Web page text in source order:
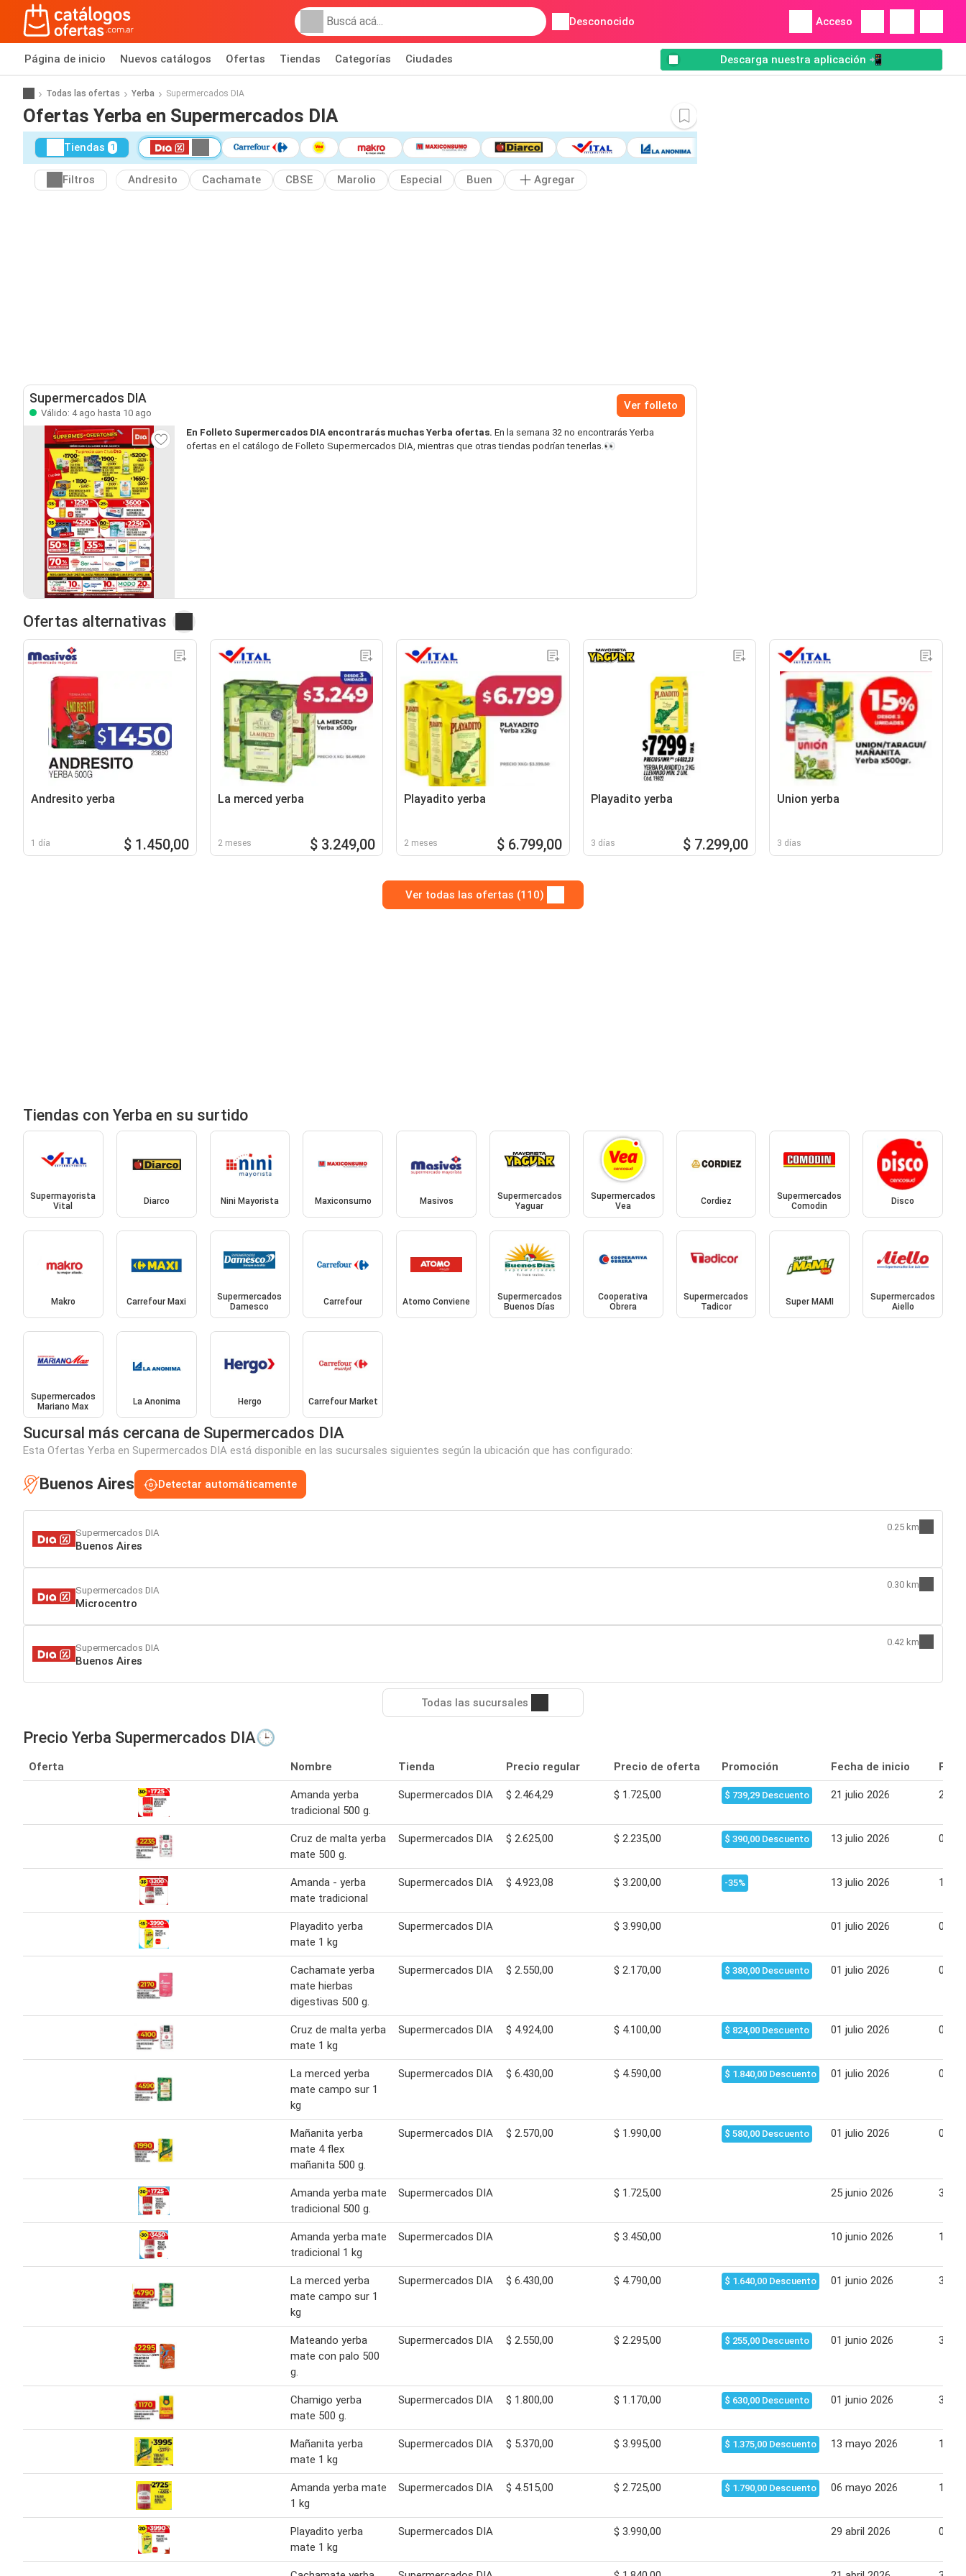
Desconocido Acceso
Página de inicio Nuevos catálogos Ofertas Tiendas Categorías Ciudades Descarga nuestra aplicación 📲
Todas las ofertas Yerba Supermercados DIA
Ofertas Yerba en Supermercados DIA
Tiendas 1
Filtros Andresito Cachamate CBSE Marolio Especial Buen Agregar
Supermercados DIA
Válido: 4 ago hasta 10 ago
Ver folleto
En Folleto Supermercados DIA encontrarás muchas Yerba ofertas. En la semana 32 no encontrarás Yerba
ofertas en el catálogo de Folleto Supermercados DIA, mientras que otras tiendas podrían tenerlas.👀
Ofertas alternativas
Andresito yerba
1 día $ 1.450,00
La merced yerba
2 meses $ 3.249,00
Playadito yerba
2 meses $ 6.799,00
Playadito yerba
3 días $ 7.299,00
Union yerba
3 días
Ver todas las ofertas (110)
Tiendas con Yerba en su surtido
Supermayorista
Vital
Diarco Nini Mayorista Maxiconsumo Masivos
Supermercados
Yaguar
Supermercados
Vea
Cordiez
Supermercados
Comodin
Disco
Makro Carrefour Maxi
Supermercados
Damesco
Carrefour Atomo Conviene
Supermercados
Buenos Días
Cooperativa
Obrera
Supermercados
Tadicor
Super MAMI
Supermercados
Aiello
Supermercados
Mariano Max
La Anonima Hergo Carrefour Market
Sucursal más cercana de Supermercados DIA
Esta Ofertas Yerba en Supermercados DIA está disponible en las sucursales siguientes según la ubicación que has configurado:
Buenos Aires Detectar automáticamente
Supermercados DIA
Buenos Aires
0.25 km
Supermercados DIA
Microcentro
0.30 km
Supermercados DIA
Buenos Aires
0.42 km
Todas las sucursales
Precio Yerba Supermercados DIA🕒
Oferta Nombre Tienda Precio regular Precio de oferta Promoción Fecha de inicio
Amanda yerba
tradicional 500 g.
Supermercados DIA $ 2.464,29 $ 1.725,00 $ 739,29 Descuento 21 julio 2026 27
Cruz de malta yerba
mate 500 g.
Supermercados DIA $ 2.625,00 $ 2.235,00 $ 390,00 Descuento 13 julio 2026 02
Amanda - yerba
mate tradicional
Supermercados DIA $ 4.923,08 $ 3.200,00 -35% 13 julio 2026 15
Playadito yerba
mate 1 kg
Supermercados DIA $ 3.990,00 01 julio 2026 06
Cachamate yerba
mate hierbas
digestivas 500 g.
Supermercados DIA $ 2.550,00 $ 2.170,00 $ 380,00 Descuento 01 julio 2026 01
Cruz de malta yerba
mate 1 kg
Supermercados DIA $ 4.924,00 $ 4.100,00 $ 824,00 Descuento 01 julio 2026 01
La merced yerba
mate campo sur 1
kg
Supermercados DIA $ 6.430,00 $ 4.590,00 $ 1.840,00 Descuento 01 julio 2026 01
Mañanita yerba
mate 4 flex
mañanita 500 g.
Supermercados DIA $ 2.570,00 $ 1.990,00 $ 580,00 Descuento 01 julio 2026 01
Amanda yerba mate
tradicional 500 g.
Supermercados DIA $ 1.725,00 25 junio 2026 30
Amanda yerba mate
tradicional 1 kg
Supermercados DIA $ 3.450,00 10 junio 2026 15
La merced yerba
mate campo sur 1
kg
Supermercados DIA $ 6.430,00 $ 4.790,00 $ 1.640,00 Descuento 01 junio 2026 30
Mateando yerba
mate con palo 500
g.
Supermercados DIA $ 2.550,00 $ 2.295,00 $ 255,00 Descuento 01 junio 2026 30
Chamigo yerba
mate 500 g.
Supermercados DIA $ 1.800,00 $ 1.170,00 $ 630,00 Descuento 01 junio 2026 30
Mañanita yerba
mate 1 kg
Supermercados DIA $ 5.370,00 $ 3.995,00 $ 1.375,00 Descuento 13 mayo 2026 19
Amanda yerba mate
1 kg
Supermercados DIA $ 4.515,00 $ 2.725,00 $ 1.790,00 Descuento 06 mayo 2026 11
Playadito yerba
mate 1 kg
Supermercados DIA $ 3.990,00 29 abril 2026 04